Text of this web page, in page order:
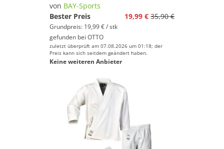
von BAY-Sports
Bester Preis
19,99 € 35,90 €
Grundpreis: 19,99 € / stk
gefunden bei OTTO
zuletzt überprüft am 07.08.2026 um 01:18; der
Preis kann sich seitdem geändert haben.
Keine weiteren Anbieter